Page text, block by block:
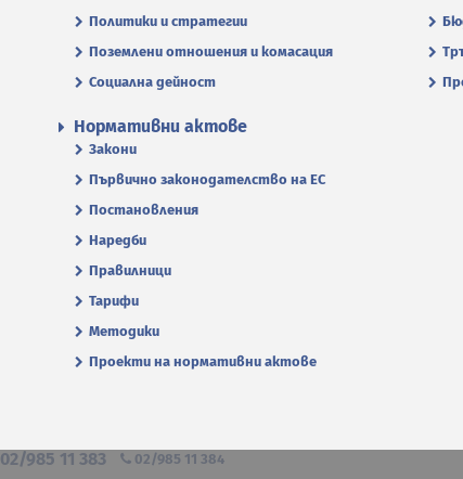
Политики и стратегии
Поземлени отношения и комасация
Социална дейност
Нормативни актове
Закони
Първично законодателство на ЕС
Постановления
Наредби
Правилници
Тарифи
Методики
Проекти на нормативни актове
02/985 11 383 02/985 11 384